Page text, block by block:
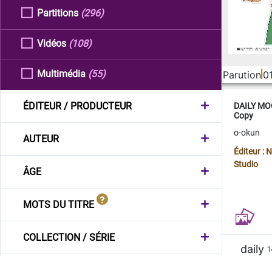
Partitions (296)
Vidéos (108)
Multimédia (55)
ÉDITEUR / PRODUCTEUR
AUTEUR
ÂGE
MOTS DU TITRE
COLLECTION / SÉRIE
Parution
DAILY
Copy
o-okun
Éditeur :
Studio
daily